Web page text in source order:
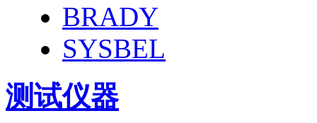
BRADY
SYSBEL
测试仪器